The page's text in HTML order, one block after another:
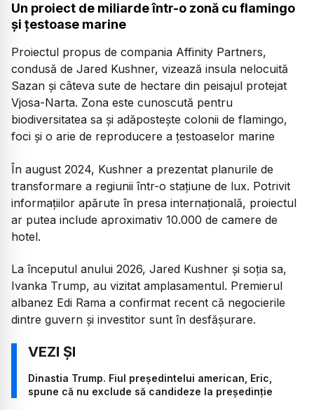
Un proiect de miliarde într-o zonă cu flamingo
și țestoase marine
Proiectul propus de compania Affinity Partners,
condusă de Jared Kushner, vizează insula nelocuită
Sazan și câteva sute de hectare din peisajul protejat
Vjosa-Narta. Zona este cunoscută pentru
biodiversitatea sa și adăpostește colonii de flamingo,
foci și o arie de reproducere a țestoaselor marine
În august 2024, Kushner a prezentat planurile de
transformare a regiunii într-o stațiune de lux. Potrivit
informațiilor apărute în presa internațională, proiectul
ar putea include aproximativ 10.000 de camere de
hotel.
La începutul anului 2026, Jared Kushner și soția sa,
Ivanka Trump, au vizitat amplasamentul. Premierul
albanez Edi Rama a confirmat recent că negocierile
dintre guvern și investitor sunt în desfășurare.
Dinastia Trump. Fiul președintelui american, Eric,
spune că nu exclude să candideze la președinție